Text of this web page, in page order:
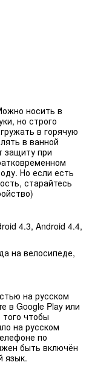
носить в
но строго
в горячую
в ванной
защиту при
Но если есть
старайтесь
4.3, Android 4.4,
на велосипеде,
на русском
в Google Play или
чтобы
на русском
по
быть включён
язык.